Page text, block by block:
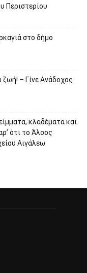
Περιστερίου
στο δήμο
ζωή! – Γίνε Ανάδοχος
κλαδέματα και
ότι το Άλσος
Αιγάλεω